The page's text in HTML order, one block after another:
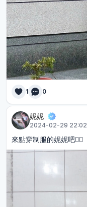
1 0
妮妮
2024-02-29 22:02
來點穿制服的妮妮吧👍🏻